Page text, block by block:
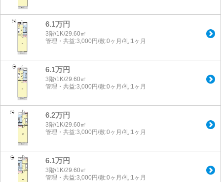
6.1万円
3階/1K/29.60㎡
管理・共益:3,000円/敷:0ヶ月/礼:1ヶ月
6.1万円
3階/1K/29.60㎡
管理・共益:3,000円/敷:0ヶ月/礼:1ヶ月
6.2万円
3階/1K/29.60㎡
管理・共益:3,000円/敷:0ヶ月/礼:1ヶ月
6.1万円
3階/1K/29.60㎡
管理・共益:3,000円/敷:0ヶ月/礼:1ヶ月